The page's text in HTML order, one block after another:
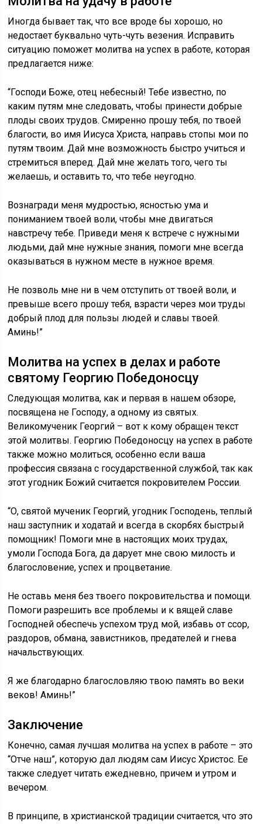
Иногда бывает так, что все вроде бы хорошо, но
недостает буквально чуть-чуть везения. Исправить
ситуацию поможет молитва на успех в работе, которая
предлагается ниже:
“Господи Боже, отец небесный! Тебе известно, по
каким путям мне следовать, чтобы принести добрые
плоды своих трудов. Смиренно прошу тебя, по твоей
благости, во имя Иисуса Христа, направь стопы мои по
путям твоим. Дай мне возможность быстро учиться и
стремиться вперед. Дай мне желать того, чего ты
желаешь, и оставить то, что тебе неугодно.
Вознагради меня мудростью, ясностью ума и
пониманием твоей воли, чтобы мне двигаться
навстречу тебе. Приведи меня к встрече с нужными
людьми, дай мне нужные знания, помоги мне всегда
оказываться в нужном месте в нужное время.
Не позволь мне ни в чем отступить от твоей воли, и
превыше всего прошу тебя, взрасти через мои труды
добрый плод для пользы людей и славы твоей.
Аминь!”
Молитва на успех в делах и работе
святому Георгию Победоносцу
Следующая молитва, как и первая в нашем обзоре,
посвящена не Господу, а одному из святых.
Великомученик Георгий – вот к кому обращен текст
этой молитвы. Георгию Победоносцу на успех в работе
также можно молиться, особенно если ваша
профессия связана с государственной службой, так как
этот угодник Божий считается покровителем России.
“О, святой мученик Георгий, угодник Господень, теплый
наш заступник и ходатай и всегда в скорбях быстрый
помощник! Помоги мне в настоящих моих трудах,
умоли Господа Бога, да дарует мне свою милость и
благословение, успех и процветание.
Не оставь меня без твоего покровительства и помощи.
Помоги разрешить все проблемы и к вящей славе
Господней обеспечь успехом труд мой, избавь от ссор,
раздоров, обмана, завистников, предателей и гнева
начальствующих.
Я же благодарно благословляю твою память во веки
веков! Аминь!”
Заключение
Конечно, самая лучшая молитва на успех в работе – это
“Отче наш”, которую дал людям сам Иисус Христос. Ее
также следует читать ежедневно, причем и утром и
вечером.
В принципе, в христианской традиции считается, что это